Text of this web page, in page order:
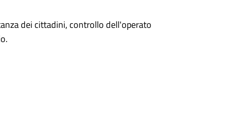
dei cittadini, controllo dell'operato